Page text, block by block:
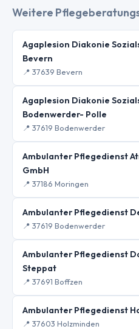
Weitere
Agaplesion Diakonie
Bevern
📍 37639 Bevern
Agaplesion Diakonie
Bodenwerder- Polle
📍 37619 Bodenwerder
Ambulanter Pflegedienst
GmbH
📍 37186 Moringen
Ambulanter Pflegedienst
📍 37619 Bodenwerder
Ambulanter Pflegedienst
Steppat
📍 37691 Boffzen
Ambulanter Pflegedienst
📍 37603 Holzminden